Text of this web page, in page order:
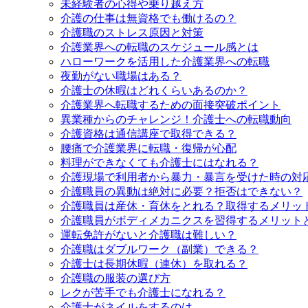
未経験者の心得や乗り越え方
介護の仕事は無資格でも働けるの？
介護職のストレス原因と対策
介護業界への転職のスケジュール感とは
ハローワークを活用した介護業界への転職
夜勤がない職場はある？
介護士の休暇はどれくらいあるのか？
介護業界へ転職するための面接突破ポイント
異業種からのチャレンジ！介護士への転職動向
介護資格は通信講座で取得できる？
腰痛で介護業界に転職・復帰が心配
料理ができなくても介護士にはなれる？
介護現場で利用者から暴力・暴言を受けた時の対
介護職員の異動は絶対に必要？拒否はできない？
介護職員は産休・育休をとれる？取得するメリッ
介護職員がボディメカニクスを習得するメリット
運転免許がないと介護職は難しい？
介護職はダブルワーク（副業）できる？
介護士は長期休暇（連休）を取れる？
介護職の服装の選び方
レクが苦手でも介護士になれる？